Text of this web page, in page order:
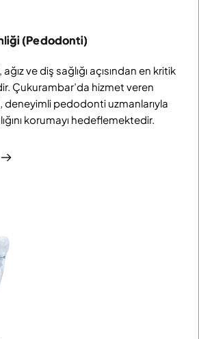
(Pedodonti)
ve diş sağlığı açısından en kritik
Çukurambar’da hizmet veren
deneyimli pedodonti uzmanlarıyla
korumayı hedeflemektedir.